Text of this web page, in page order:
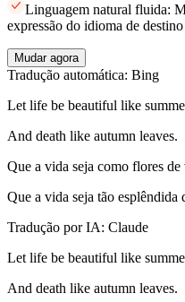
Linguagem natural fluida:
expressão do idioma de destino
Mudar agora
Tradução automática: Bing
Let life be beautiful like
And death like autumn leaves.
Que a vida seja como flores de
Que a vida seja tão
Tradução por IA: Claude
Let life be beautiful like
And death like autumn leaves.